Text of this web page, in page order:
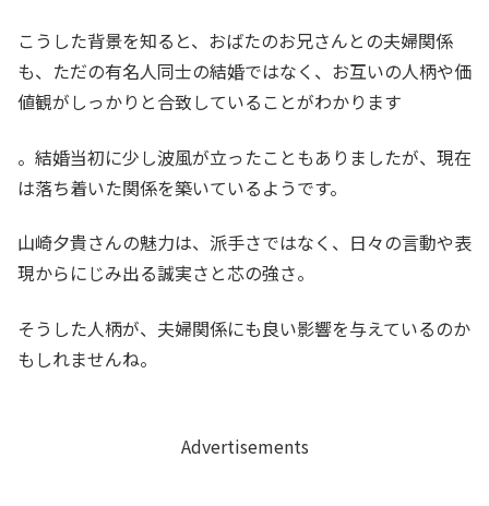
こうした背景を知ると、おばたのお兄さんとの夫婦関係
も、ただの有名人同士の結婚ではなく、お互いの人柄や価
値観がしっかりと合致していることがわかります
。結婚当初に少し波風が立ったこともありましたが、現在
は落ち着いた関係を築いているようです。
山崎夕貴さんの魅力は、派手さではなく、日々の言動や表
現からにじみ出る誠実さと芯の強さ。
そうした人柄が、夫婦関係にも良い影響を与えているのか
もしれませんね。
Advertisements